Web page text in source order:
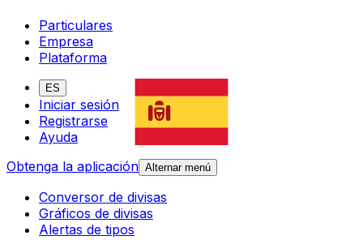
Particulares
Empresa
Plataforma
ES
Iniciar sesión
Registrarse
Ayuda
Obtenga la aplicación Alternar menú
Conversor de divisas
Gráficos de divisas
Alertas de tipos